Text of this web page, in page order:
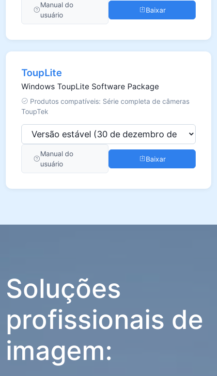
Manual do
usuário
Baixar
ToupLite
Windows ToupLite Software Package
Produtos compatíveis: Série completa de câmeras
ToupTek
Manual do
usuário
Baixar
Soluções
profissionais de
imagem: